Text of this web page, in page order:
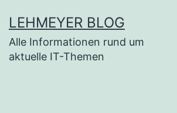
Inhalt
springen
LEHMEYER BLOG
Alle Informationen rund um
aktuelle IT-Themen